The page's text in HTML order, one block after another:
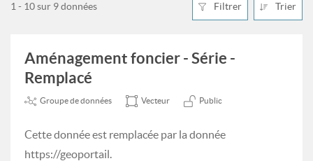
Filtrer Trier
1 - 10 sur 9 données
Aménagement foncier - Série -
Remplacé
Groupe de données Vecteur Public
Cette donnée est remplacée par la donnée
https://geoportail.